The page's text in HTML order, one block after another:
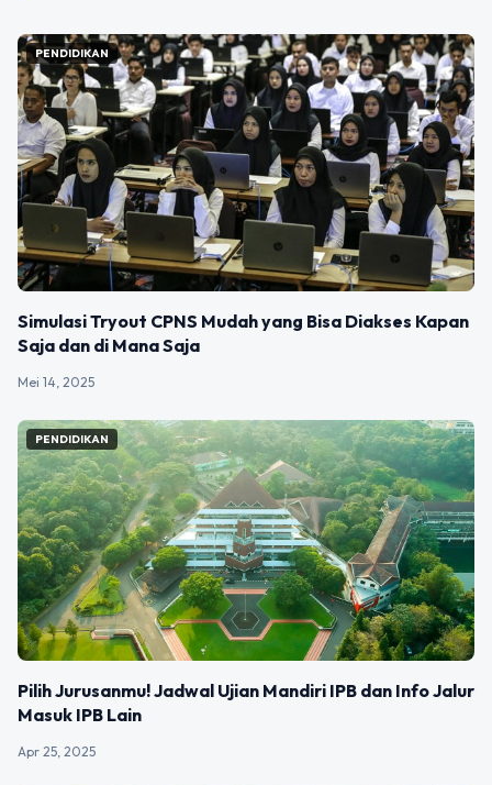
PENDIDIKAN
Simulasi Tryout CPNS Mudah yang Bisa Diakses Kapan
Saja dan di Mana Saja
Mei 14, 2025
PENDIDIKAN
Pilih Jurusanmu! Jadwal Ujian Mandiri IPB dan Info Jalur
Masuk IPB Lain
Apr 25, 2025